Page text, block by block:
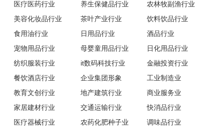
医疗医药行业
养生保健品行业
农林牧副渔行业
美容化妆品行业
茶叶产业行业
饮料饮品行业
食用油行业
日用品行业
酒品行业
宠物用品行业
母婴童用品行业
日化用品行业
纺织服装行业
it数码科技行业
金融投资行业
餐饮酒店行业
企业集团形象
工业制造业
教育文创行业
地产建筑行业
商业服务业
家居建材行业
交通运输行业
快消品行业
医疗器械行业
农药化肥种子业
调味品行业